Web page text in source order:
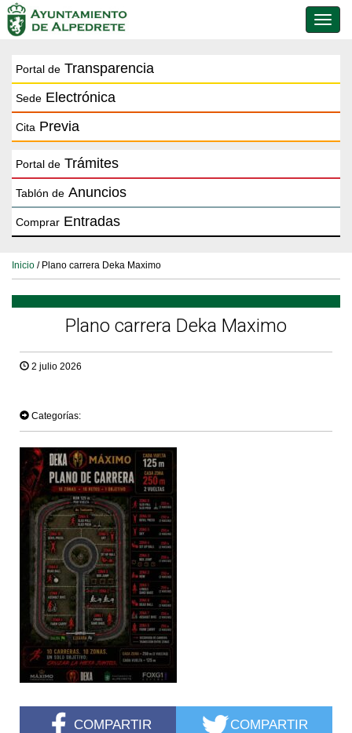
de
Portal de Transparencia
Sede Electrónica
Cita Previa
Portal de Trámites
Tablón de Anuncios
Comprar Entradas
Inicio / Plano carrera Deka Maximo
Plano carrera Deka Maximo
2 julio 2026
Categorías:
COMPARTIR COMPARTIR